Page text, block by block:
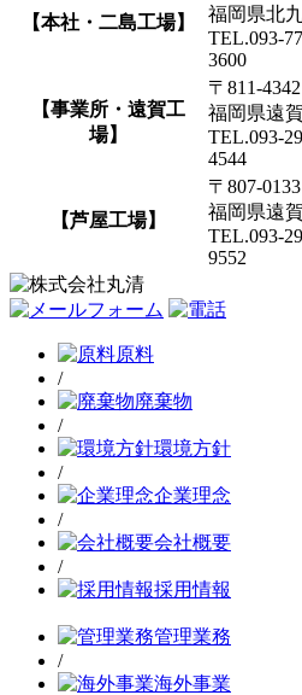
【本社・二島工場】
福岡県北
TEL.093-
3600
【事業所・遠賀工
場】
〒811-4342
福岡県遠
TEL.093-
4544
【芦屋工場】
〒807-0133
福岡県遠
TEL.093-
9552
原料
/
廃棄物
/
環境方針
/
企業理念
/
会社概要
/
採用情報
管理業務
/
海外事業